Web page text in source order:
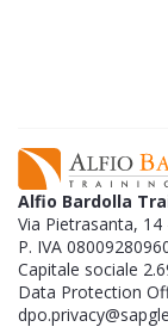
Alfio Bardolla
Via Pietrasanta,
P. IVA
Capitale sociale
Data Protection